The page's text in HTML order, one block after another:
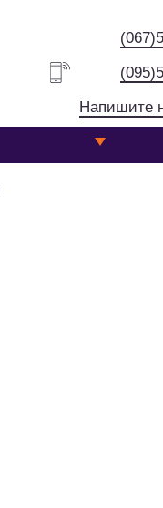
Напишите